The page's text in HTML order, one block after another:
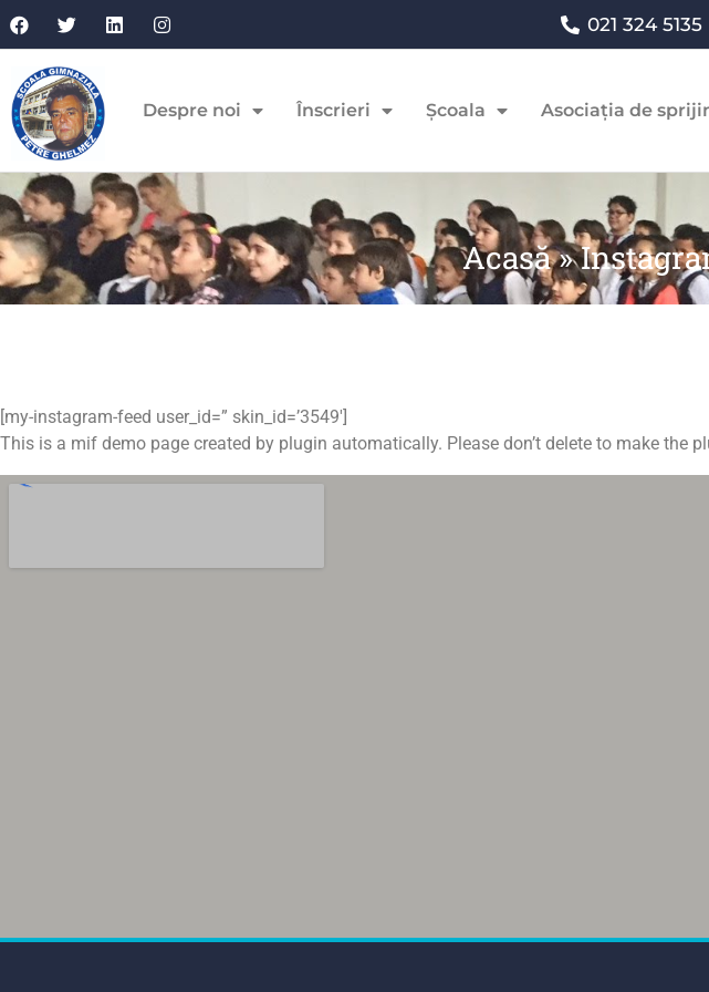
021 324 5135
Despre noi Înscrieri Școala Asociația de
Acasă»
[my-instagram-feed user_id=” skin_id=’3549′]
This is a mif demo page created by plugin automatically. Please don’t delete to make the